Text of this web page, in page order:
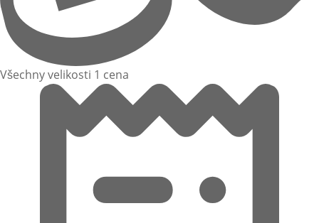
Všechny velikosti 1 cena